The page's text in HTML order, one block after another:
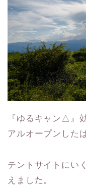
『ゆるキャン△』
アルオープンした
テントサイトにい
えました。